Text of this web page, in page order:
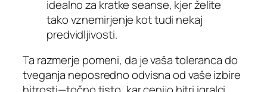
idealno za kratke seanse, kjer želite
tako vznemirjenje kot tudi nekaj
predvidljivosti.
Ta razmerje pomeni, da je vaša toleranca do
tveganja neposredno odvisna od vaše izbire